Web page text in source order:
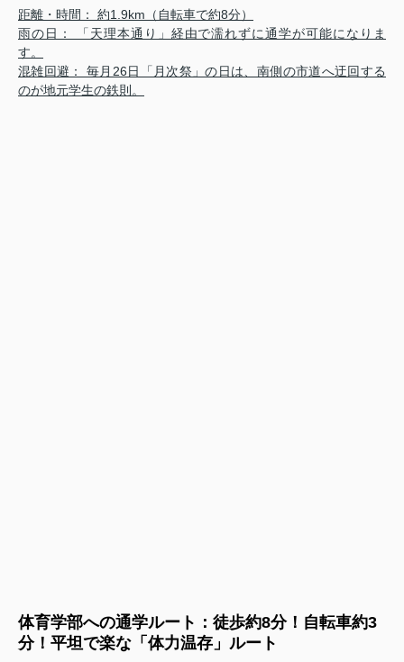
距離・時間： 約1.9km（自転車で約8分）
雨の日： 「天理本通り」経由で濡れずに通学が可能になりま
す。
混雑回避： 毎月26日「月次祭」の日は、南側の市道へ迂回する
のが地元学生の鉄則。
体育学部への通学ルート：徒歩約8分！自転車約3
分！平坦で楽な「体力温存」ルート